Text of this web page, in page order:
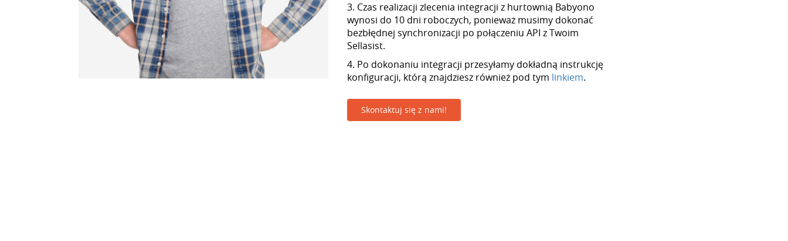
3. Czas realizacji zlecenia integracji z hurtownią Babyono
wynosi do 10 dni roboczych, ponieważ musimy dokonać
bezbłędnej synchronizacji po połączeniu API z Twoim
Sellasist.
4. Po dokonaniu integracji przesyłamy dokładną instrukcję
konfiguracji, którą znajdziesz również pod tym linkiem.
Skontaktuj się z nami!